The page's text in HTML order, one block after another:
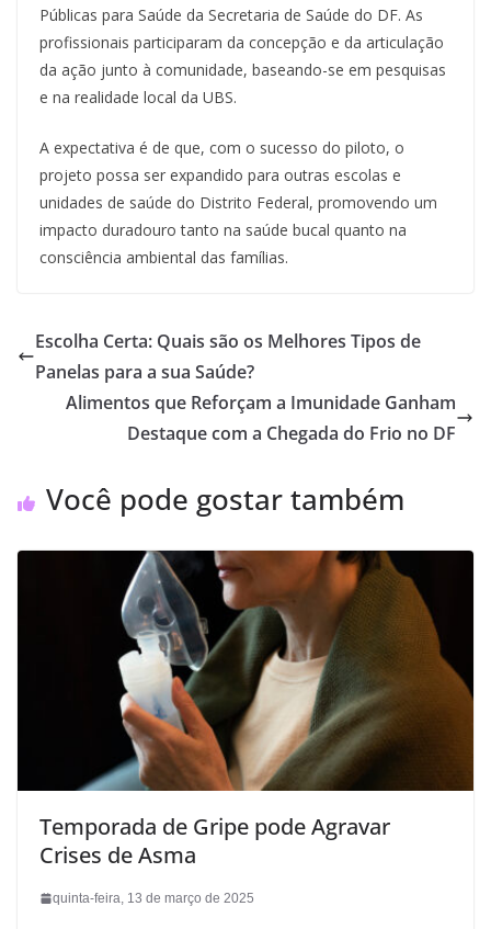
Públicas para Saúde da Secretaria de Saúde do DF. As
profissionais participaram da concepção e da articulação
da ação junto à comunidade, baseando-se em pesquisas
e na realidade local da UBS.
A expectativa é de que, com o sucesso do piloto, o
projeto possa ser expandido para outras escolas e
unidades de saúde do Distrito Federal, promovendo um
impacto duradouro tanto na saúde bucal quanto na
consciência ambiental das famílias.
Escolha Certa: Quais são os Melhores Tipos de
Panelas para a sua Saúde?
Alimentos que Reforçam a Imunidade Ganham
Destaque com a Chegada do Frio no DF
Você pode gostar também
Temporada de Gripe pode Agravar
Crises de Asma
quinta-feira, 13 de março de 2025